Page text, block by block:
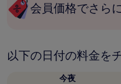
会員価格でさら
以下の日付の料金を
今夜